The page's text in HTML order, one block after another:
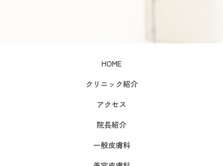
HOME
クリニック紹介
アクセス
院長紹介
一般皮膚科